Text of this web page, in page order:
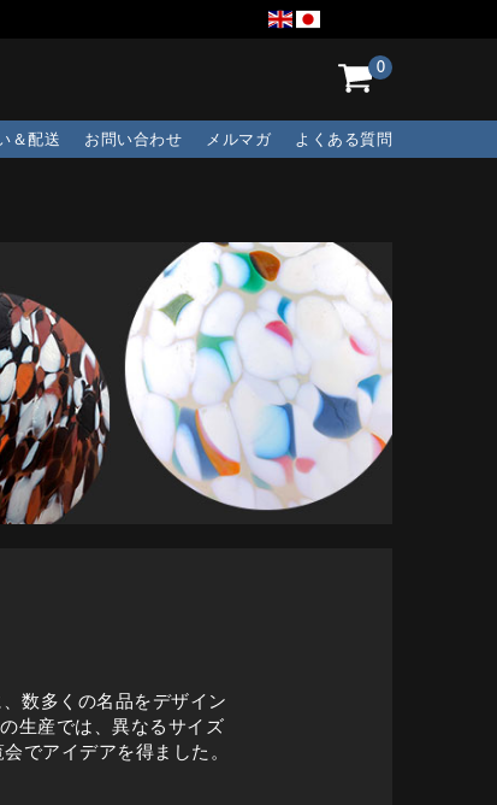
0
よくある質問
メルマガ
お問い合わせ
＆配送
数多くの名品をデザイン
生産では、異なるサイズ
でアイデアを得ました。